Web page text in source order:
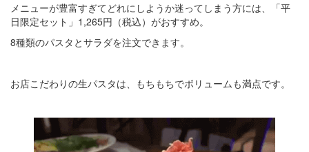
メニューが豊富すぎてどれにしようか迷ってしまう方には、「平
日限定セット」1,265円（税込）がおすすめ。
8種類のパスタとサラダを注文できます。
お店こだわりの生パスタは、もちもちでボリュームも満点です。